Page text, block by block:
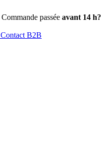
Commande passée avant 14 h?
Contact B2B